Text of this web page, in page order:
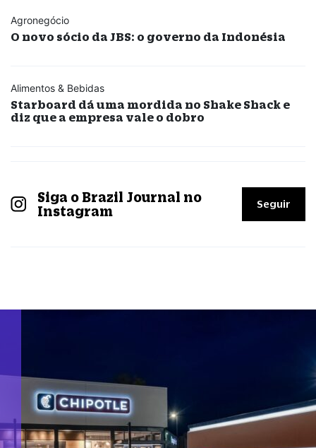
Agronegócio
O novo sócio da JBS: o governo da Indonésia
Alimentos & Bebidas
Starboard dá uma mordida no Shake Shack e
diz que a empresa vale o dobro
Siga o Brazil Journal no
Instagram
Seguir